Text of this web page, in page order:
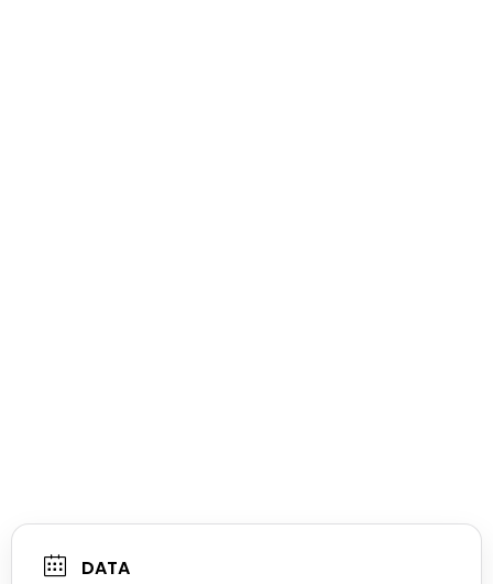
DATA